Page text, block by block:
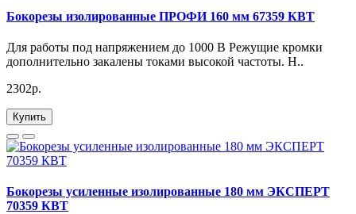
Бокорезы изолированные ПРОФИ 160 мм 67359 КВТ
Для работы под напряжением до 1000 В Режущие кромки
дополнительно закалены токами высокой частоты. H..
2302р.
Купить
Бокорезы усиленные изолированные 180 мм ЭКСПЕРТ
70359 КВТ